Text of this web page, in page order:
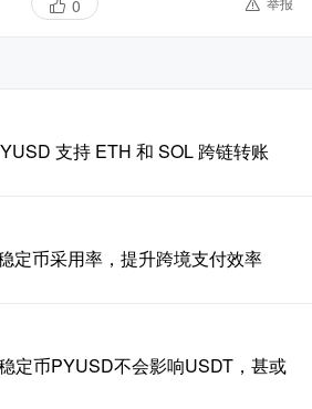
0
支持 ETH 和 SOL 跨链转账
定币采用率，提升跨境支付效率
定币PYUSD不会影响USDT，甚或